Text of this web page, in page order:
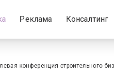
Реклама Консалтинг
конференция строительного